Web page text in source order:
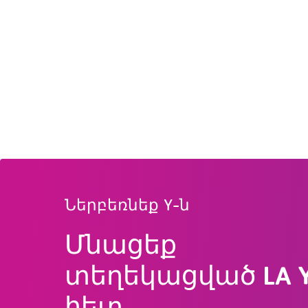
Ներբեռնեք Y-ն
Մնացեք
տեղեկացված LA